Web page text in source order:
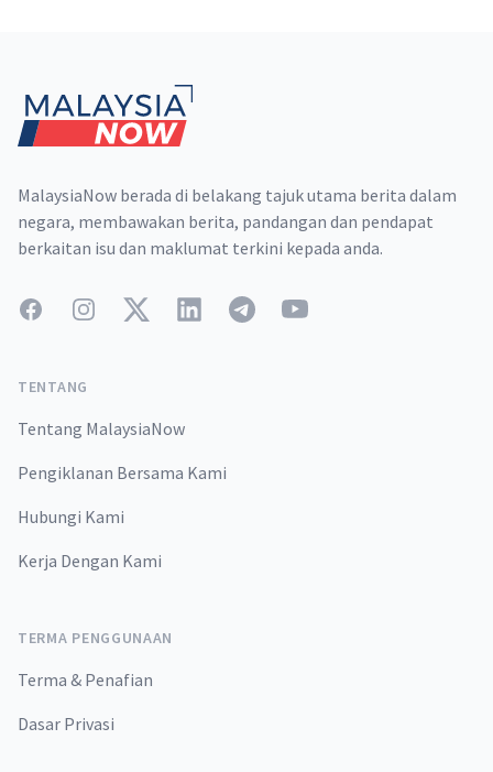
MalaysiaNow berada di belakang tajuk utama berita dalam
negara, membawakan berita, pandangan dan pendapat
berkaitan isu dan maklumat terkini kepada anda.
FacebookInstagramTwitterLinkedInTelegramYouTube
TENTANG
Tentang MalaysiaNow
Pengiklanan Bersama Kami
Hubungi Kami
Kerja Dengan Kami
TERMA PENGGUNAAN
Terma & Penafian
Dasar Privasi